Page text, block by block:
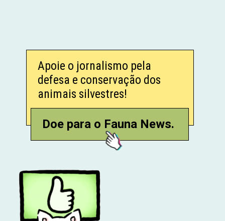
Apoie o jornalismo pela
defesa e conservação dos
animais silvestres!
Doe para o Fauna News.